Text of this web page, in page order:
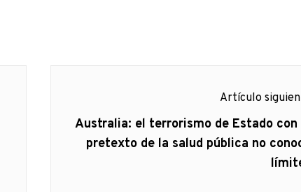
Artículo
Artículo
siguiente:
Australia: el terrorismo de Estado con
pretexto de la salud pública no